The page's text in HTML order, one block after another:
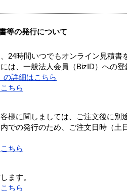
等の発行について
24時間いつでもオンライン見積書
は、一般法人会員（BizID）への登
の詳細はこちら
ちら
様に関しましては、ご注文後に別
での発行のため、ご注文日時（
ちら
ます。
ちら